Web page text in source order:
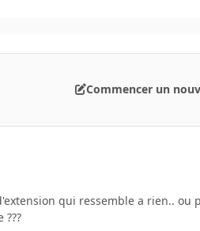
Commencer un
qui ressemble a rien.. ou